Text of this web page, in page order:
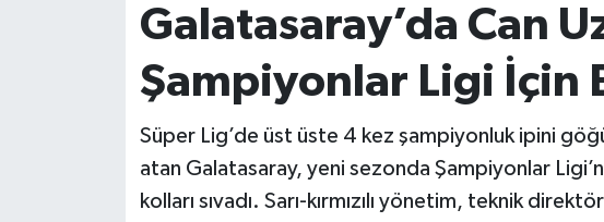
Galatasaray’da Can
Şampiyonlar Ligi İçin
Süper Lig’de üst üste 4 kez şampiyonluk ipini
atan Galatasaray, yeni sezonda Şampiyonlar
kolları sıvadı. Sarı-kırmızılı yönetim, teknik
KENT GÜNDEMİ
KÜLTÜR-SANAT
MAGAZİN